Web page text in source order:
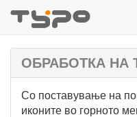
ОБРАБОТКА НА
Со поставување на
иконите во горното